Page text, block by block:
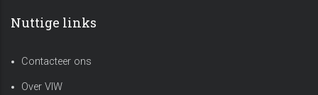
Nuttige links
Contacteer ons
Over VIW